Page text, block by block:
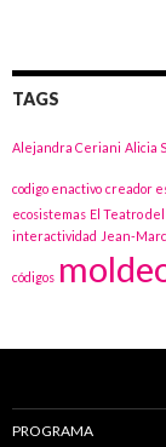
TAGS
Alejandra Ceriani Alicia
codigo enactivo creador
ecosistemas El Teatro
interactividad Jean-
códigos
PROGRAMA